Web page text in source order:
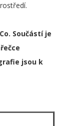
Součástí je
jsou k